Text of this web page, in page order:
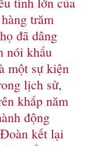
trăm
đã dâng
nói khẩu
một sự kiện
lịch sử,
khắp năm
động
kết lại